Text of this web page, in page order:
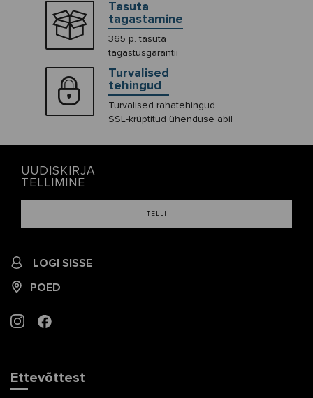
Tasuta
tagastamine
365 p. tasuta
tagastusgarantii
Turvalised
tehingud
Turvalised rahatehingud
SSL-krüptitud ühenduse abil
UUDISKIRJA
TELLIMINE
TELLI
LOGI SISSE
POED
INSTAGRAM
FACEBOOK
Ettevõttest